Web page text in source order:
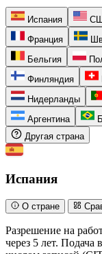
Испания
Франция
Бельгия
Финляндия
Нидерланды
Аргентина
Другая страна
Испания
О стране
Разрешение на
через 5 лет.